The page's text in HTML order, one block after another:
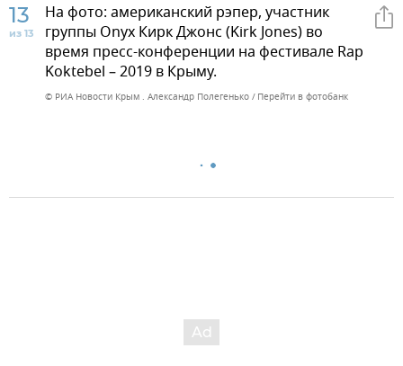
13
из 13
На фото: американский рэпер, участник
группы Onyx Кирк Джонс (Kirk Jones) во
время пресс-конференции на фестивале Rap
Koktebel – 2019 в Крыму.
© РИА Новости Крым . Александр Полегенько Перейти в фотобанк